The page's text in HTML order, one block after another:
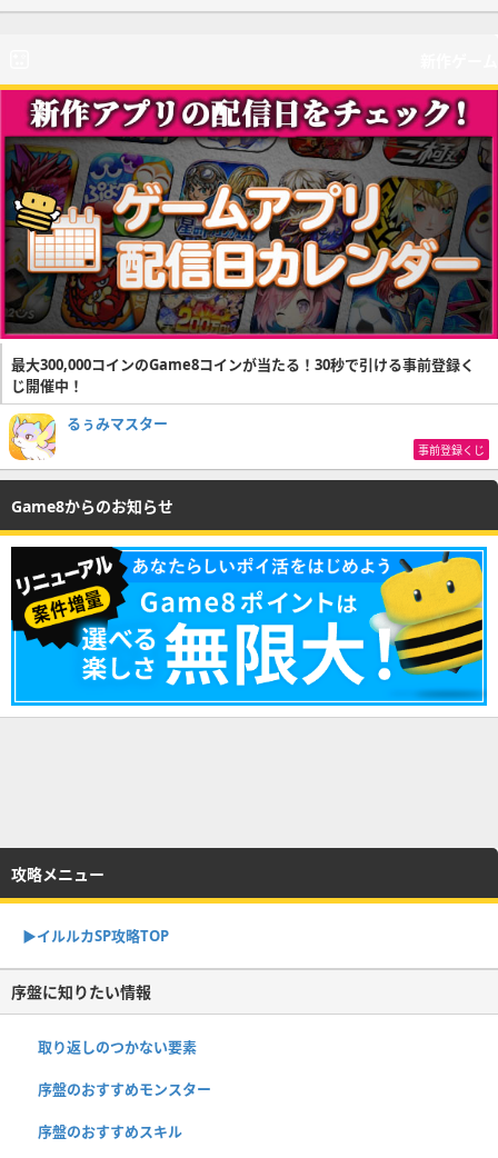
最大300,000コインのGame8コインが当たる！30秒で引ける事前登録く
じ開催中！
るぅみマスター
事前登録くじ
Game8からのお知らせ
攻略メニュー
▶︎イルルカSP攻略TOP
序盤に知りたい情報
取り返しのつかない要素
序盤のおすすめモンスター
序盤のおすすめスキル